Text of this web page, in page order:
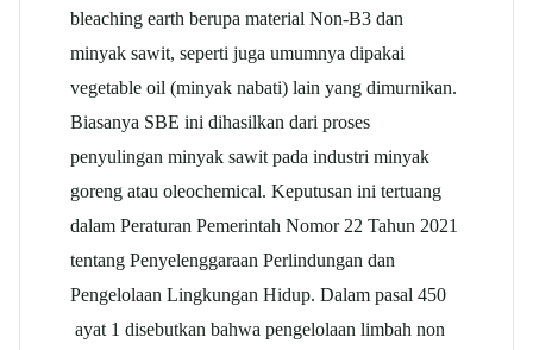
bleaching earth berupa material Non-B3 dan
minyak sawit, seperti juga umumnya dipakai
vegetable oil (minyak nabati) lain yang dimurnikan.
Biasanya SBE ini dihasilkan dari proses
penyulingan minyak sawit pada industri minyak
goreng atau oleochemical. Keputusan ini tertuang
dalam Peraturan Pemerintah Nomor 22 Tahun 2021
tentang Penyelenggaraan Perlindungan dan
Pengelolaan Lingkungan Hidup. Dalam pasal 450
ayat 1 disebutkan bahwa pengelolaan limbah non